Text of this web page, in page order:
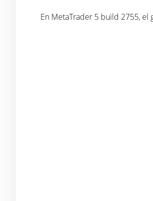
En MetaTrader 5 build 2755, el